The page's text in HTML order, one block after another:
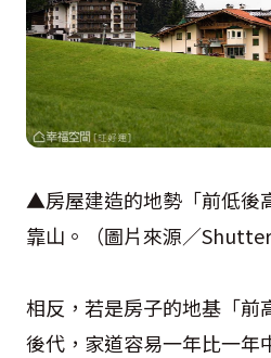
▲房屋建造的地勢「前低後
靠山。（圖片來源／
相反，若是房子的地基「前
後代，家道容易一年比一年